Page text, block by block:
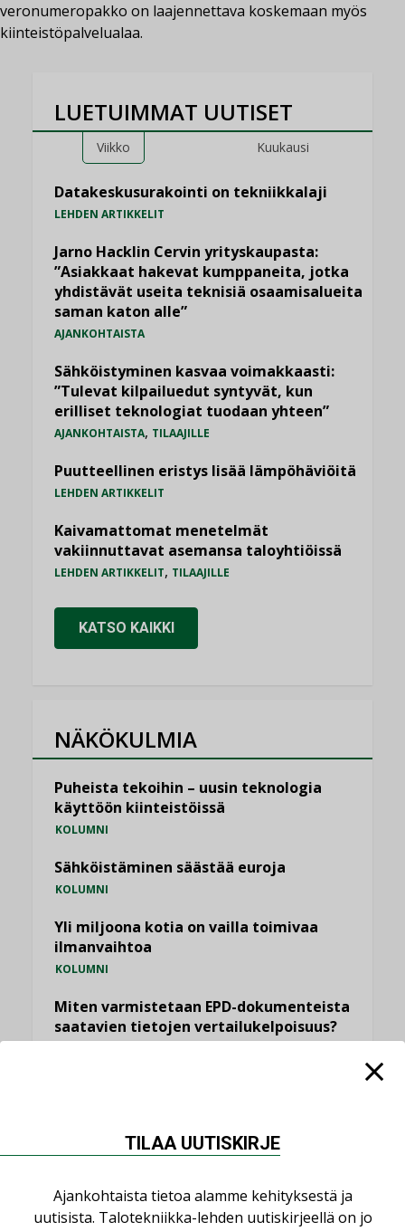
veronumeropakko on laajennettava koskemaan myös
kiinteistöpalvelualaa.
LUETUIMMAT UUTISET
Viikko Kuukausi
Datakeskusurakointi on tekniikkalaji
LEHDEN ARTIKKELIT
Jarno Hacklin Cervin yrityskaupasta:
”Asiakkaat hakevat kumppaneita, jotka
yhdistävät useita teknisiä osaamisalueita
saman katon alle”
AJANKOHTAISTA
Sähköistyminen kasvaa voimakkaasti:
”Tulevat kilpailuedut syntyvät, kun
erilliset teknologiat tuodaan yhteen”
AJANKOHTAISTA, TILAAJILLE
Puutteellinen eristys lisää lämpöhäviöitä
LEHDEN ARTIKKELIT
Kaivamattomat menetelmät
vakiinnuttavat asemansa taloyhtiöissä
LEHDEN ARTIKKELIT, TILAAJILLE
KATSO KAIKKI
NÄKÖKULMIA
Puheista tekoihin – uusin teknologia
käyttöön kiinteistöissä
KOLUMNI
Sähköistäminen säästää euroja
KOLUMNI
Yli miljoona kotia on vailla toimivaa
ilmanvaihtoa
KOLUMNI
Miten varmistetaan EPD-dokumenteista
saatavien tietojen vertailukelpoisuus?
TILAA UUTISKIRJE
Ajankohtaista tietoa alamme kehityksestä ja
uutisista. Talotekniikka-lehden uutiskirjeellä on jo